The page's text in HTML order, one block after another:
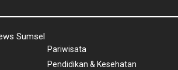
Sumsel
Pariwisata
Pendidikan & Kesehatan